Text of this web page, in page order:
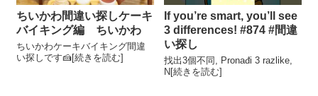
ちいかわ間違い探しケーキ
バイキング編 ちいかわ
ちいかわケーキバイキング間違
い探しです🍰[続きを読む]
If you’re smart, you’ll see
3 differences! #874 #間違
い探し
找出3個不同, Pronađi 3 razlike,
N[続きを読む]